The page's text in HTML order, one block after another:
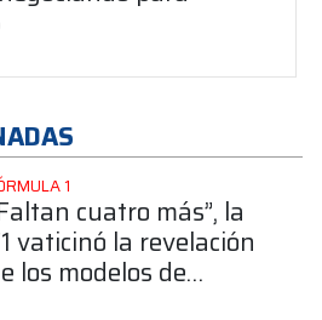
1
cuatro más”, la
vaticinó la revelación
los modelos de